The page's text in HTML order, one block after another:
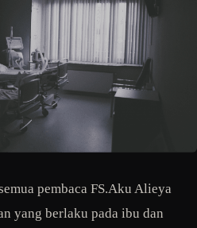
pembaca FS.Aku Alieya
yang berlaku pada ibu dan